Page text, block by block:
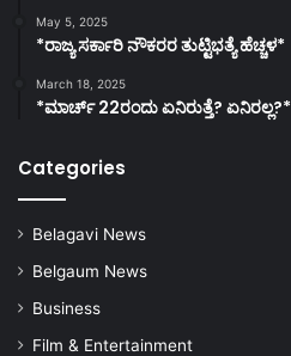
May 5, 2025
*ರಾಜ್ಯ ಸರ್ಕಾರಿ ನೌಕರರ ತುಟ್ಟಿಭತ್ಯೆ ಹೆಚ್ಚಳ*
March 18, 2025
*ಮಾರ್ಚ್ 22ರಂದು ಏನಿರುತ್ತೆ? ಏನಿರಲ್ಲ?*
Categories
Belagavi News
Belgaum News
Business
Film & Entertainment